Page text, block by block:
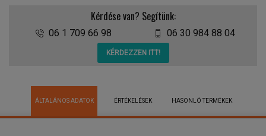
Kérdése van? Segítünk:
06 1 709 66 98 06 30 984 88 04
KÉRDEZZEN ITT!
ÁLTALÁNOS ADATOK ÉRTÉKELÉSEK HASONLÓ TERMÉKEK